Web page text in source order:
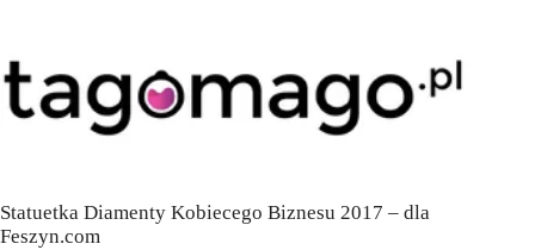
Statuetka Diamenty Kobiecego Biznesu 2017 – dla
Feszyn.com